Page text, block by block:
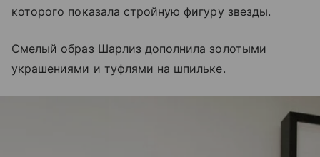
которого показала стройную фигуру звезды.
Смелый образ Шарлиз дополнила золотыми
украшениями и туфлями на шпильке.